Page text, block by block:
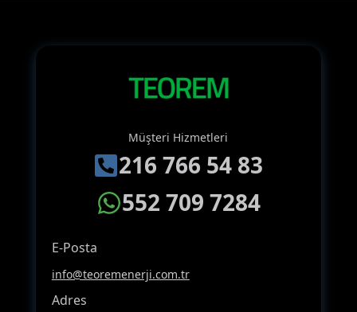
Müşteri Hizmetleri
216 766 54 83
552 709 7284
E-Posta
info@teoremenerji.com.tr
Adres